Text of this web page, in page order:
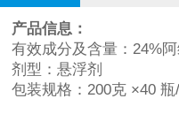
产品信息：
有效成分及含量：24%阿
剂型：悬浮剂
包装规格：200克 ×40